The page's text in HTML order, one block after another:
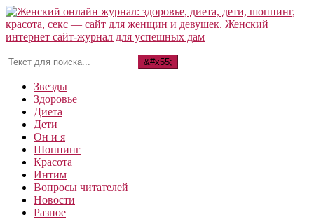
Звезды
Здоровье
Диета
Дети
Он и я
Шоппинг
Красота
Интим
Вопросы читателей
Новости
Разное